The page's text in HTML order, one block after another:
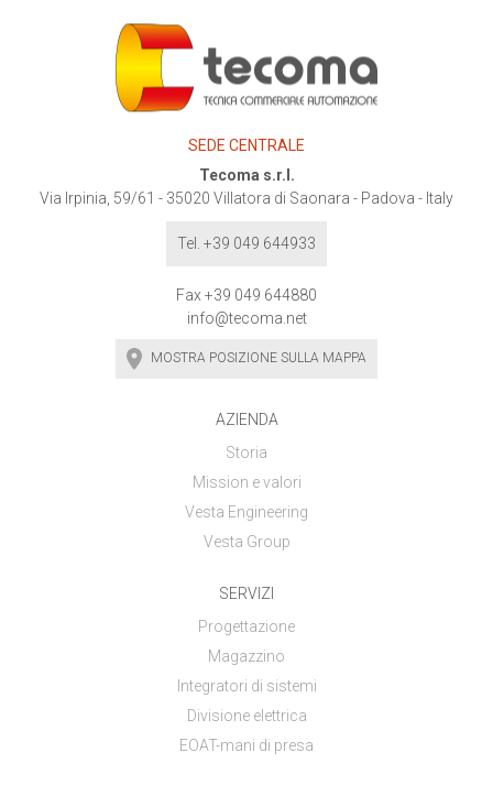
SEDE CENTRALE
Tecoma s.r.l.
Via Irpinia, 59/61 - 35020 Villatora di Saonara - Padova - Italy
Tel. +39 049 644933
Fax +39 049 644880
info@tecoma.net
MOSTRA POSIZIONE SULLA MAPPA
AZIENDA
Storia
Mission e valori
Vesta Engineering
Vesta Group
SERVIZI
Progettazione
Magazzino
Integratori di sistemi
Divisione elettrica
EOAT-mani di presa